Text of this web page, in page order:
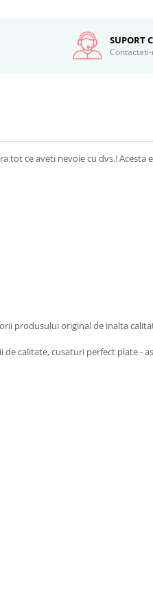
SUPORT
tot ce aveti nevoie cu dvs.! Acesta
produsului original de inalta
calitate, cusaturi perfect plate -